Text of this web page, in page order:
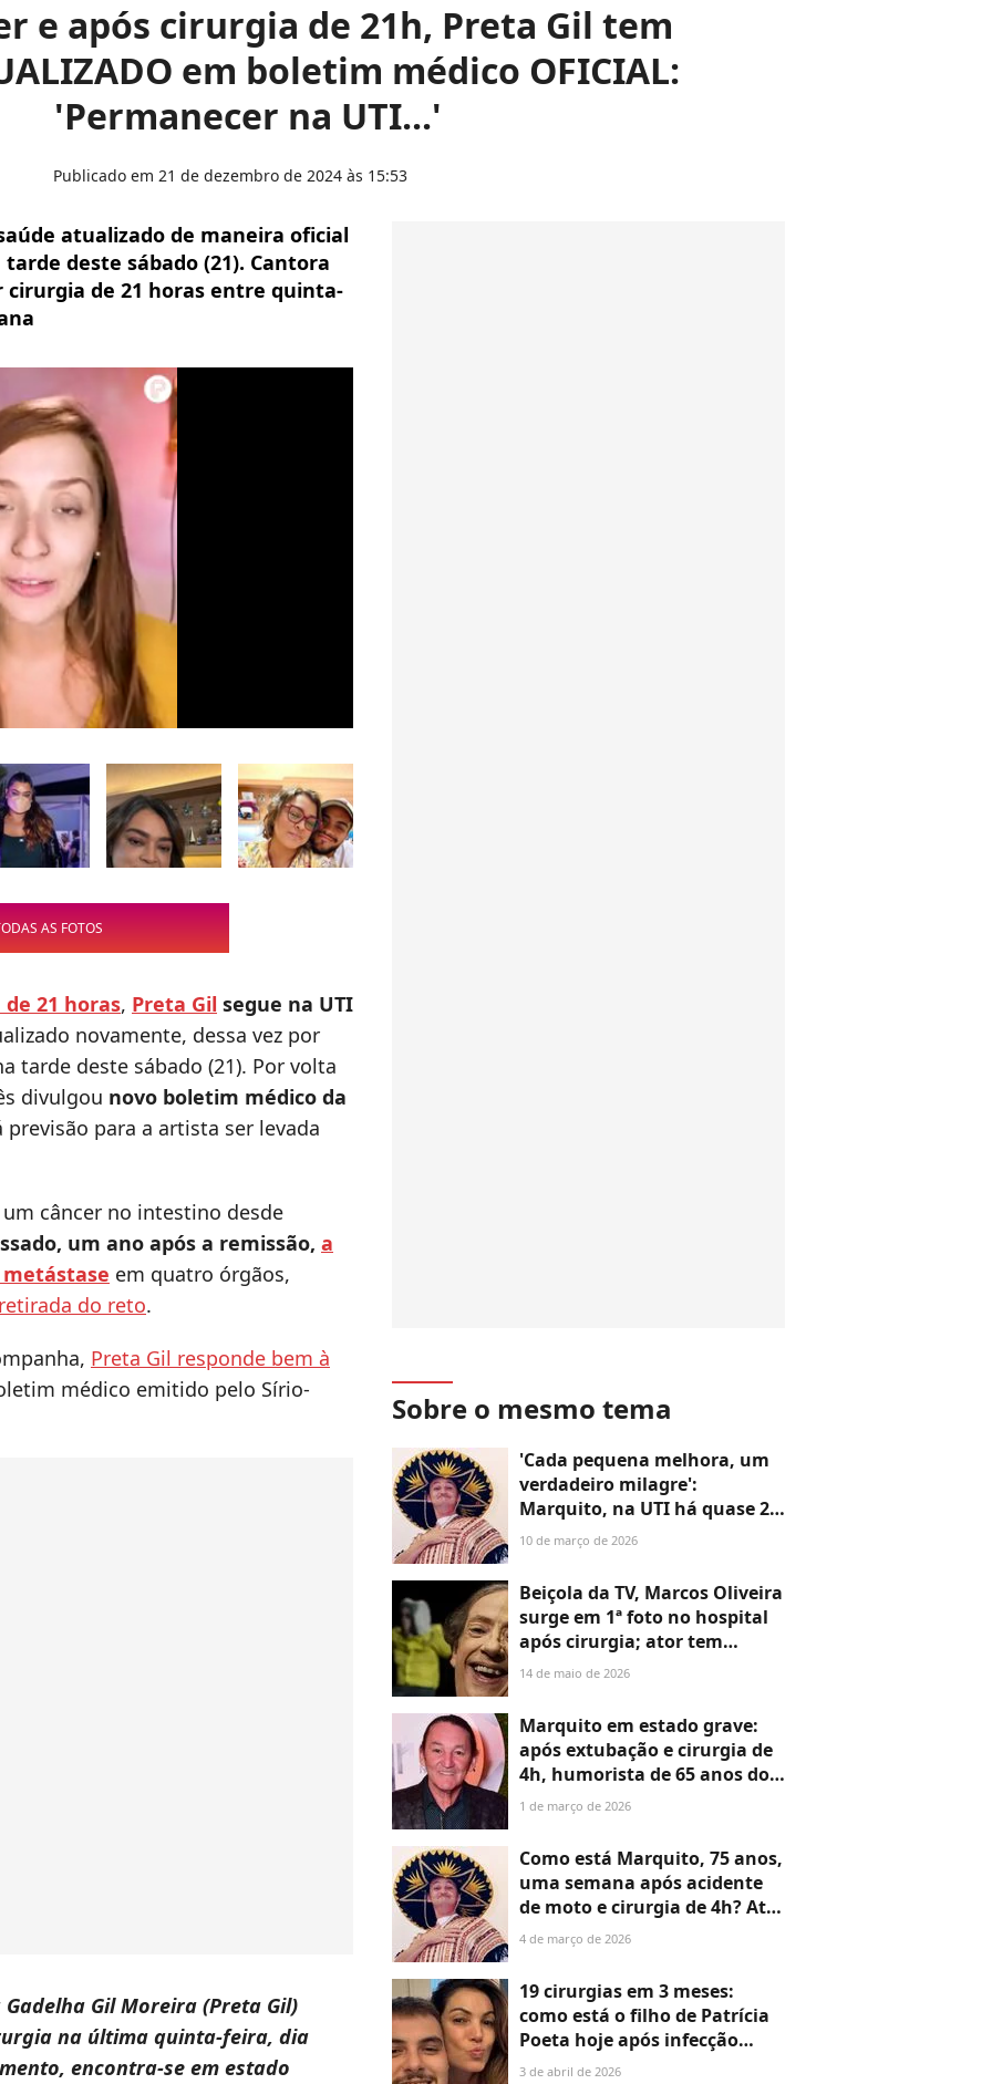
e após cirurgia de 21h, Preta Gil tem
em boletim médico OFICIAL:
'Permanecer na UTI...'
Publicado em 21 de dezembro de 2024 às 15:53
atualizado de maneira oficial
deste sábado (21). Cantora
de 21 horas entre quinta-
AS FOTOS
21 horas, Preta Gil segue na UTI
novamente, dessa vez por
tarde deste sábado (21). Por volta
divulgou novo boletim médico da
para a artista ser levada
câncer no intestino desde
um ano após a remissão, a
em quatro órgãos,
do reto.
Preta Gil responde bem à
médico emitido pelo Sírio-
Gil Moreira (Preta Gil)
na última quinta-feira, dia
encontra-se em estado
Sobre o mesmo tema
'Cada pequena melhora, um
verdadeiro milagre':
Marquito, na UTI há quase 2
semanas após grave
saúde atualizado pela filha
10 de março de 2026
Beiçola da TV, Marcos Oliveira
surge em 1ª foto no hospital
após cirurgia; ator tem
estado de saúde atualizado
14 de maio de 2026
Marquito em estado grave:
após extubação e cirurgia de
4h, humorista de 65 anos do
'Programa do Ratinho' tem
'Cuidados intensivos'
1 de março de 2026
Como está Marquito, 75 anos,
uma semana após acidente
de moto e cirurgia de 4h? Ator
do 'Programa do Ratinho'
atualizado
4 de março de 2026
19 cirurgias em 3 meses:
como está o filho de Patrícia
Poeta hoje após infecção
grave? Felipe Poeta atualiza
3 de abril de 2026